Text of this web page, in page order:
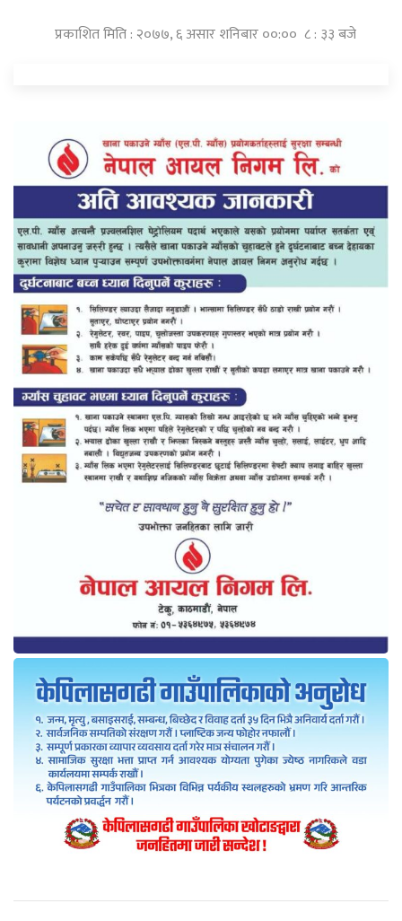
प्रकाशित मिति : २०७७, ६ असार शनिबार ००:०० ८ : ३३ बजे